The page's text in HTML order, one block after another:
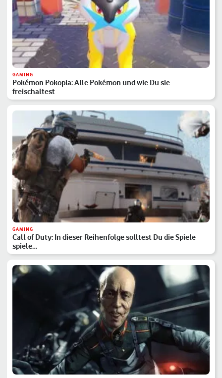
GAMING
Pokémon Pokopia: Alle Pokémon und wie Du sie
freischaltest
GAMING
Call of Duty: In dieser Reihenfolge solltest Du die Spiele
spiele…